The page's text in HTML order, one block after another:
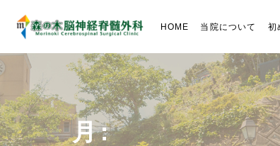
HOME 当院について 初
月: